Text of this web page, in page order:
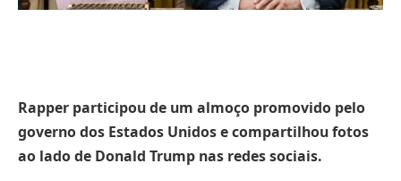
Rapper participou de um almoço promovido pelo
governo dos Estados Unidos e compartilhou fotos
ao lado de Donald Trump nas redes sociais.